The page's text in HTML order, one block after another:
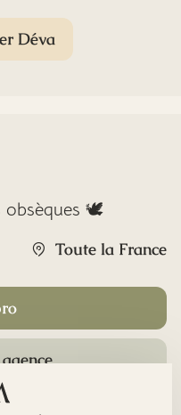
Déva
obsèques 🕊️
Toute la France